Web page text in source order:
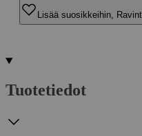
Lisää suosikkeihin,
Tuotetiedot